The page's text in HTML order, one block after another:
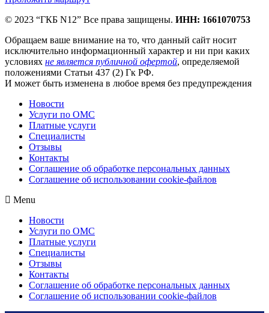
© 2023 “ГКБ N12” Все права защищены. ИНН: 1661070753
Обращаем ваше внимание на то, что данный сайт носит
исключительно информационный характер и ни при каких
условиях не является публичной офертой, определяемой
положениями Статьи 437 (2) Гк РФ.
И может быть изменена в любое время без предупреждения
Новости
Услуги по ОМС
Платные услуги
Специалисты
Отзывы
Контакты
Соглашение об обработке персональных данных
Соглашение об использовании cookie-файлов
Menu
Новости
Услуги по ОМС
Платные услуги
Специалисты
Отзывы
Контакты
Соглашение об обработке персональных данных
Соглашение об использовании cookie-файлов